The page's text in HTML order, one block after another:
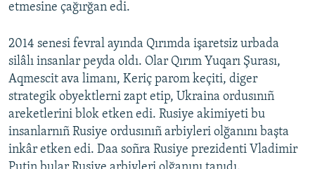
etmesine çağırğan edi.
2014 senesi fevral ayında Qırımda işaretsiz urbada
silâlı insanlar peyda oldı. Olar Qırım Yuqarı Şurası,
Aqmescit ava limanı, Keriç parom keçiti, diger
strategik obyektlerni zapt etip, Ukraina ordusınıñ
areketlerini blok etken edi. Rusiye akimiyeti bu
insanlarnıñ Rusiye ordusınıñ arbiyleri olğanını başta
inkâr etken edi. Daa soñra Rusiye prezidenti Vladimir